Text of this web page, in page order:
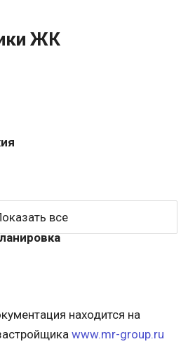
ЖК
все
находится на
www.mr-group.ru